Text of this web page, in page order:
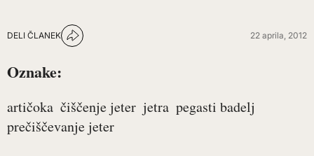
DELI ČLANEK 22 aprila, 2012
Oznake:
artičoka čiščenje jeter jetra pegasti badelj
prečiščevanje jeter